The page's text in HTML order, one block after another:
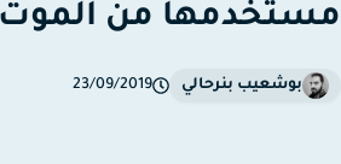
من الموت
بوشعيب بنرحالي 23/09/2019